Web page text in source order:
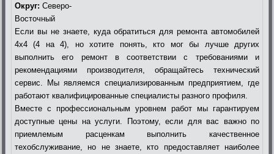
Округ: Северо-
Восточный
Если вы не знаете, куда обратиться для ремонта автомобилей
4х4 (4 на 4), но хотите понять, кто мог бы лучше других
выполнить его ремонт в соответствии с требованиями и
рекомендациями производителя, обращайтесь технический
сервис. Мы являемся специализированным предприятием, где
работают квалифицированные специалисты разного профиля.
Вместе с профессиональным уровнем работ мы гарантируем
доступные цены на услуги. Поэтому, если для вас важно по
приемлемым расценкам выполнить качественное
техобслуживание, но не знаете, кто предоставляет наиболее